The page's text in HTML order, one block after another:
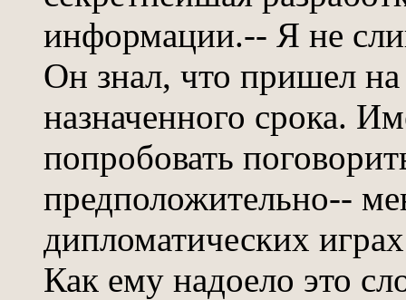
информации.-- Я не
Он знал, что пришел
назначенного срока.
попробовать
предположительно--
дипломатических
Как ему надоело это